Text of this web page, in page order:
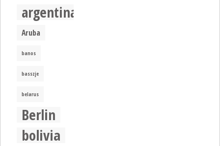
argentina
Aruba
banos
basszje
belarus
Berlin
bolivia